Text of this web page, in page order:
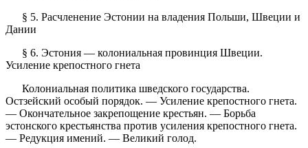
§ 5. Расчленение Эстонии на владения Польши, Швеции и
Дании
§ 6. Эстония — колониальная провинция Швеции.
Усиление крепостного гнета
Колониальная политика шведского государства.
Остзейский особый порядок. — Усиление крепостного гнета.
— Окончательное закрепощение крестьян. — Борьба
эстонского крестьянства против усиления крепостного гнета.
— Редукция имений. — Великий голод.